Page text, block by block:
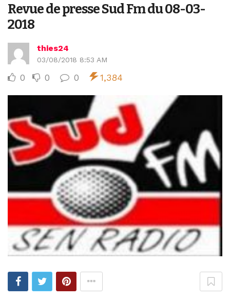
Revue de presse Sud Fm du 08-03-
2018
thies24
03/08/2018 8:53 AM
0 0 0 1,384